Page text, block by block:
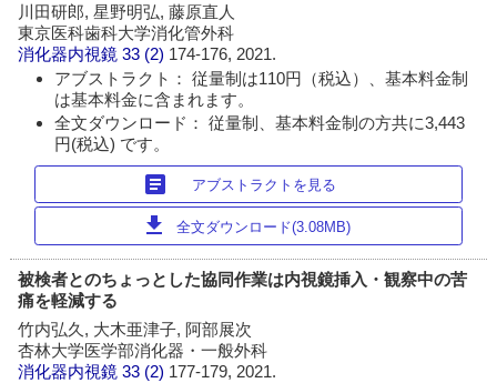
川田研郎, 星野明弘, 藤原直人
東京医科歯科大学消化管外科
消化器内視鏡 33 (2) 174-176, 2021.
アブストラクト： 従量制は110円（税込）、基本料金制
は基本料金に含まれます。
全文ダウンロード： 従量制、基本料金制の方共に3,443
円(税込) です。
article アブストラクトを見る
download 全文ダウンロード(3.08MB)
被検者とのちょっとした協同作業は内視鏡挿入・観察中の苦
痛を軽減する
竹内弘久, 大木亜津子, 阿部展次
杏林大学医学部消化器・一般外科
消化器内視鏡 33 (2) 177-179, 2021.